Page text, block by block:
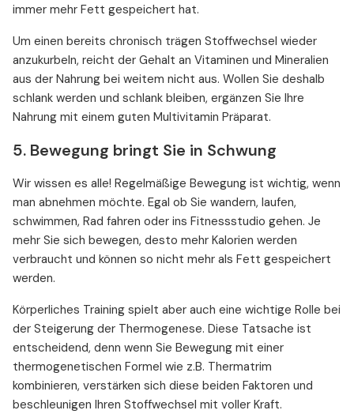
immer mehr Fett gespeichert hat.
Um einen bereits chronisch trägen Stoffwechsel wieder
anzukurbeln, reicht der Gehalt an Vitaminen und Mineralien
aus der Nahrung bei weitem nicht aus. Wollen Sie deshalb
schlank werden und schlank bleiben, ergänzen Sie Ihre
Nahrung mit einem guten Multivitamin Präparat.
5. Bewegung bringt Sie in Schwung
Wir wissen es alle! Regelmäßige Bewegung ist wichtig, wenn
man abnehmen möchte. Egal ob Sie wandern, laufen,
schwimmen, Rad fahren oder ins Fitnessstudio gehen. Je
mehr Sie sich bewegen, desto mehr Kalorien werden
verbraucht und können so nicht mehr als Fett gespeichert
werden.
Körperliches Training spielt aber auch eine wichtige Rolle bei
der Steigerung der Thermogenese. Diese Tatsache ist
entscheidend, denn wenn Sie Bewegung mit einer
thermogenetischen Formel wie z.B. Thermatrim
kombinieren, verstärken sich diese beiden Faktoren und
beschleunigen Ihren Stoffwechsel mit voller Kraft.